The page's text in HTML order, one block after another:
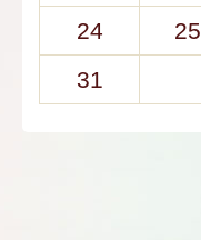
24
25
31